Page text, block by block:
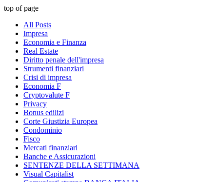
top of page
All Posts
Impresa
Economia e Finanza
Real Estate
Diritto penale dell'impresa
Strumenti finanziari
Crisi di impresa
Economia F
Cryptovalute F
Privacy
Bonus edilizi
Corte Giustizia Europea
Condominio
Fisco
Mercati finanziari
Banche e Assicurazioni
SENTENZE DELLA SETTIMANA
Visual Capitalist